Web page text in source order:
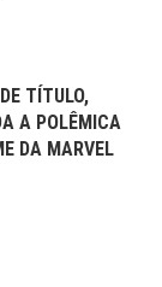
TÍTULO,
A POLÊMICA
DA MARVEL